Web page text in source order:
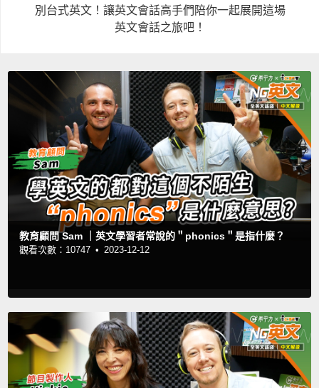
別台式英文！讓英文會話高手們陪你一起展開這場
英文會話之旅吧！
教育顧問 Sam ｜英文學習者常說的＂phonics＂是指什麼？
觀看次數：10747 •2023-12-12